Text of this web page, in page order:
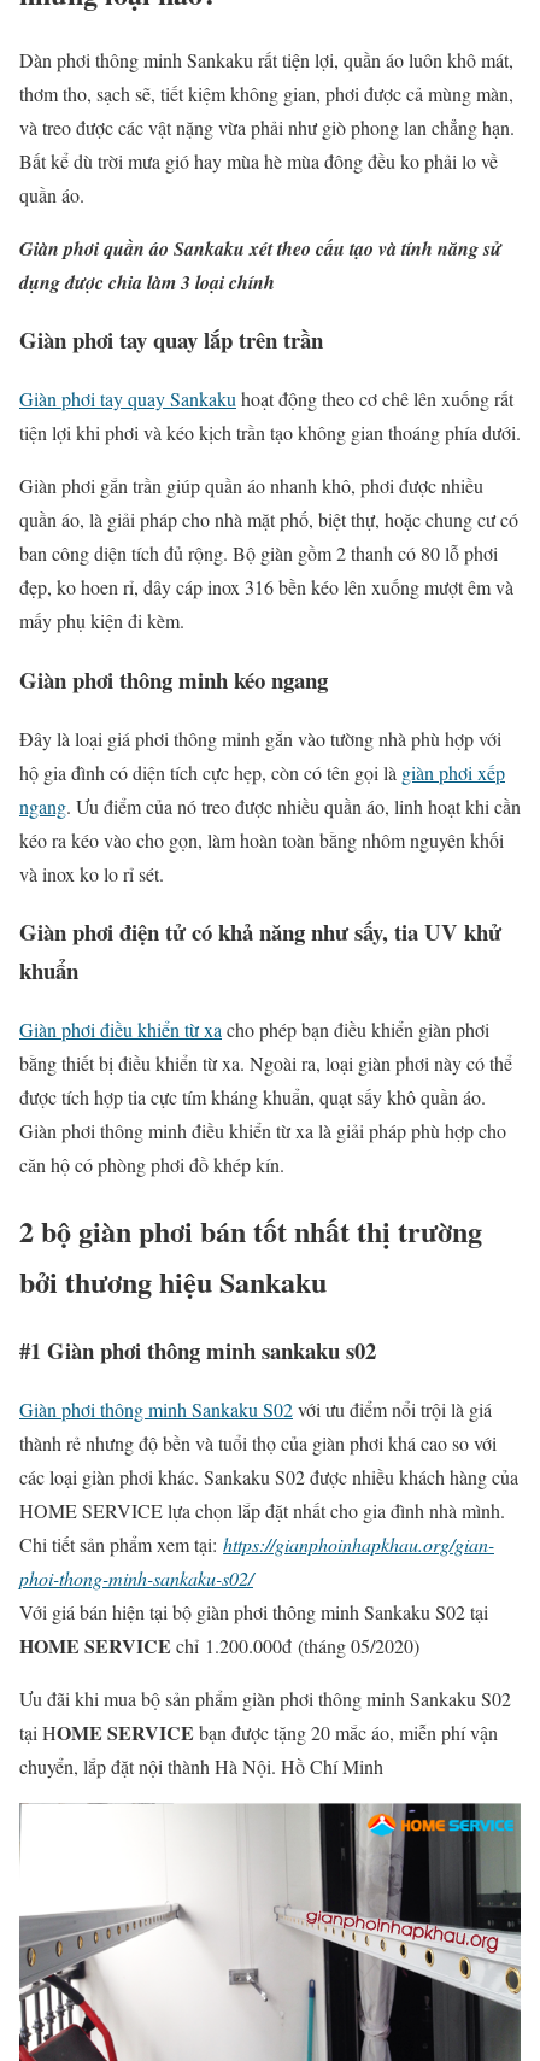
Dàn phơi thông minh Sankaku rất tiện lợi, quần áo luôn khô mát,
thơm tho, sạch sẽ, tiết kiệm không gian, phơi được cả mùng màn,
và treo được các vật nặng vừa phải như giò phong lan chẳng hạn.
Bất kể dù trời mưa gió hay mùa hè mùa đông đều ko phải lo về
quần áo.
Giàn phơi quần áo Sankaku xét theo cấu tạo và tính năng sử
dụng được chia làm 3 loại chính
Giàn phơi tay quay lắp trên trần
Giàn phơi tay quay Sankaku hoạt động theo cơ chê lên xuống rất
tiện lợi khi phơi và kéo kịch trần tạo không gian thoáng phía dưới.
Giàn phơi gắn trần giúp quần áo nhanh khô, phơi được nhiều
quần áo, là giải pháp cho nhà mặt phố, biệt thự, hoặc chung cư có
ban công diện tích đủ rộng. Bộ giàn gồm 2 thanh có 80 lỗ phơi
đẹp, ko hoen rỉ, dây cáp inox 316 bền kéo lên xuống mượt êm và
mấy phụ kiện đi kèm.
Giàn phơi thông minh kéo ngang
Đây là loại giá phơi thông minh gắn vào tường nhà phù hợp với
hộ gia đình có diện tích cực hẹp, còn có tên gọi là giàn phơi xếp
ngang. Ưu điểm của nó treo được nhiều quần áo, linh hoạt khi cần
kéo ra kéo vào cho gọn, làm hoàn toàn bằng nhôm nguyên khối
và inox ko lo rỉ sét.
Giàn phơi điện tử có khả năng như sấy, tia UV khử
khuẩn
Giàn phơi điều khiển từ xa cho phép bạn điều khiển giàn phơi
bằng thiết bị điều khiển từ xa. Ngoài ra, loại giàn phơi này có thể
được tích hợp tia cực tím kháng khuẩn, quạt sấy khô quần áo.
Giàn phơi thông minh điều khiển từ xa là giải pháp phù hợp cho
căn hộ có phòng phơi đồ khép kín.
2 bộ giàn phơi bán tốt nhất thị trường
bởi thương hiệu Sankaku
#1 Giàn phơi thông minh sankaku s02
Giàn phơi thông minh Sankaku S02với ưu điểm nổi trội là giá
thành rẻ nhưng độ bền và tuổi thọ của giàn phơi khá cao so với
các loại giàn phơi khác. Sankaku S02 được nhiều khách hàng của
HOME SERVICE lựa chọn lắp đặt nhất cho gia đình nhà mình.
Chi tiết sản phẩm xem tại: https://gianphoinhapkhau.org/gian-
phoi-thong-minh-sankaku-s02/
Với giá bán hiện tại bộ giàn phơi thông minh Sankaku S02 tại
HOME SERVICE chỉ 1.200.000đ (tháng 05/2020)
Ưu đãi khi mua bộ sản phẩm giàn phơi thông minh Sankaku S02
tại HOME SERVICE bạn được tặng 20 mắc áo, miễn phí vận
chuyển, lắp đặt nội thành Hà Nội. Hồ Chí Minh